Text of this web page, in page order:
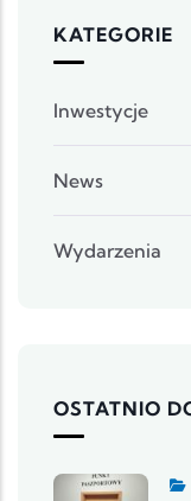
KATEGORIE
Inwestycje
News
Wydarzenia
OSTATNIO